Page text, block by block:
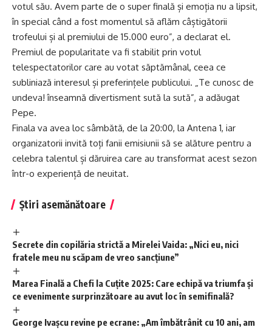
votul său. Avem parte de o super finală și emoția nu a lipsit,
în special când a fost momentul să aflăm câștigătorii
trofeului și al premiului de 15.000 euro”, a declarat el.
Premiul de popularitate va fi stabilit prin votul
telespectatorilor care au votat săptămânal, ceea ce
subliniază interesul și preferințele publicului. „Te cunosc de
undeva! înseamnă divertisment sută la sută”, a adăugat
Pepe.
Finala va avea loc sâmbătă, de la 20:00, la Antena 1, iar
organizatorii invită toți fanii emisiunii să se alăture pentru a
celebra talentul și dăruirea care au transformat acest sezon
într-o experiență de neuitat.
Știri asemănătoare
Secrete din copilăria strictă a Mirelei Vaida: „Nici eu, nici
fratele meu nu scăpam de vreo sancțiune”
Marea Finală a Chefi la Cuțite 2025: Care echipă va triumfa și
ce evenimente surprinzătoare au avut loc în semifinală?
George Ivașcu revine pe ecrane: „Am îmbătrânit cu 10 ani, am